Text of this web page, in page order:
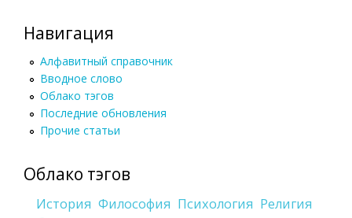
Навигация
Алфавитный справочник
Вводное слово
Облако тэгов
Последние обновления
Прочие статьи
Облако тэгов
История Философия Психология Религия